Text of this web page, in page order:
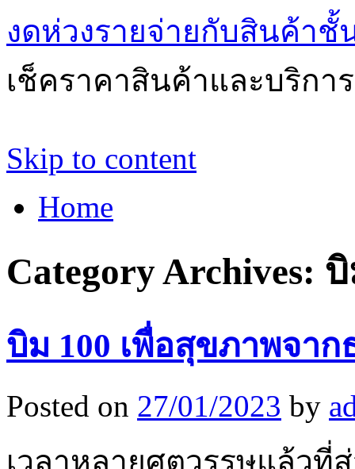
งดห่วงรายจ่ายกับสินค้า
เช็คราคาสินค้าและบริกา
Skip to content
Home
Category Archives: บิ
บิม 100 เพื่อสุขภาพจา
Posted on 27/01/2023 by
เวลาหลายศตวรรษแล้ว